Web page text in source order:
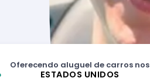
Oferecendo aluguel de carros nos
ESTADOS UNIDOS